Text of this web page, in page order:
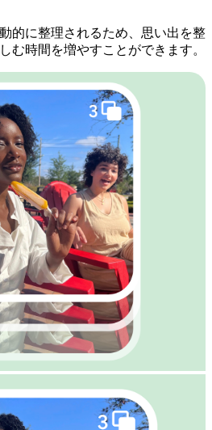
的に整理されるため、思い出を整
む時間を増やすことができます。